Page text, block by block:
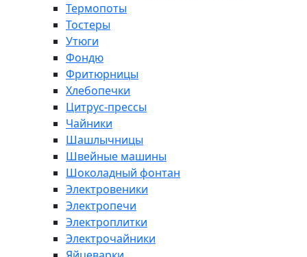
Термопоты
Тостеры
Утюги
Фондю
Фритюрницы
Хлебопечки
Цитрус-прессы
Чайники
Шашлычницы
Швейные машины
Шоколадный фонтан
Электровеники
Электропечи
Электроплитки
Электрочайники